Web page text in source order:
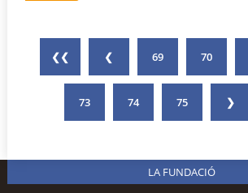
❮❮ ❮ 69 70
73 74 75 ❯
LA FUNDACIÓ